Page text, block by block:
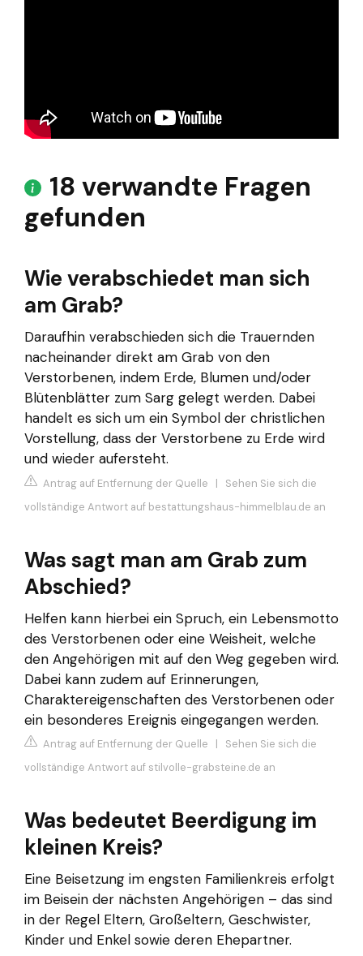
18 verwandte Fragen
gefunden
Wie verabschiedet man sich
am Grab?
Daraufhin verabschieden sich die Trauernden
nacheinander direkt am Grab von den
Verstorbenen, indem Erde, Blumen und/oder
Blütenblätter zum Sarg gelegt werden. Dabei
handelt es sich um ein Symbol der christlichen
Vorstellung, dass der Verstorbene zu Erde wird
und wieder aufersteht.
Antrag auf Entfernung der Quelle | Sehen Sie sich die
vollständige Antwort auf bestattungshaus-himmelblau.de an
Was sagt man am Grab zum
Abschied?
Helfen kann hierbei ein Spruch, ein Lebensmotto
des Verstorbenen oder eine Weisheit, welche
den Angehörigen mit auf den Weg gegeben wird.
Dabei kann zudem auf Erinnerungen,
Charaktereigenschaften des Verstorbenen oder
ein besonderes Ereignis eingegangen werden.
Antrag auf Entfernung der Quelle | Sehen Sie sich die
vollständige Antwort auf stilvolle-grabsteine.de an
Was bedeutet Beerdigung im
kleinen Kreis?
Eine Beisetzung im engsten Familienkreis erfolgt
im Beisein der nächsten Angehörigen – das sind
in der Regel Eltern, Großeltern, Geschwister,
Kinder und Enkel sowie deren Ehepartner.